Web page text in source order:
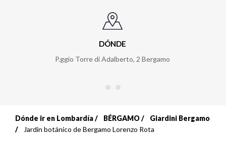
DÓNDE
P.ggio Torre di Adalberto, 2 Bergamo
Sobrescribir
Dónde ir en Lombardía BÉRGAMO
Giardini Bergamo
Jardin botánico de Bergamo Lorenzo Rota